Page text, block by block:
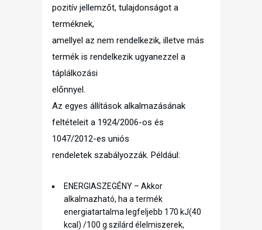
pozitív jellemzőt, tulajdonságot a
terméknek,
amellyel az nem rendelkezik, illetve más
termék is rendelkezik ugyanezzel a
táplálkozási
előnnyel.
Az egyes állítások alkalmazásának
feltételeit a 1924/2006-os és
1047/2012-es uniós
rendeletek szabályozzák. Például:
ENERGIASZEGÉNY – Akkor
alkalmazható, ha a termék
energiatartalma legfeljebb 170 kJ(40
kcal) /100 g szilárd élelmiszerek,